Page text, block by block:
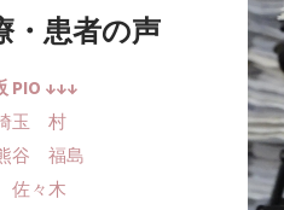
・患者の声
PIO ↓↓↓
埼玉 村
谷 福島
佐々木